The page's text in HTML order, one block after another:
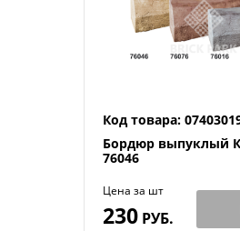
Код товара:
Бордюр выпуклый
76046
Цена за шт
230РУБ.